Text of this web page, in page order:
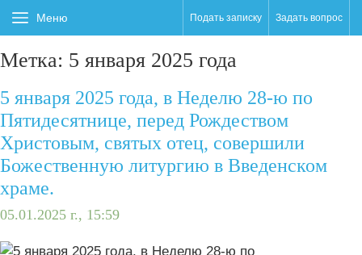
Меню Подать записку Задать вопрос
Метка: 5 января 2025 года
5 января 2025 года, в Неделю 28-ю по
Пятидесятнице, перед Рождеством
Христовым, святых отец, совершили
Божественную литургию в Введенском
храме.
05.01.2025 г., 15:59